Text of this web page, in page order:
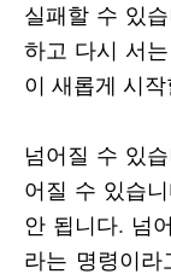
실패할 수 있
하고 다시 서
이 새롭게 시
넘어질 수 있
어질 수 있습
안 됩니다. 넘
라는 명령이라